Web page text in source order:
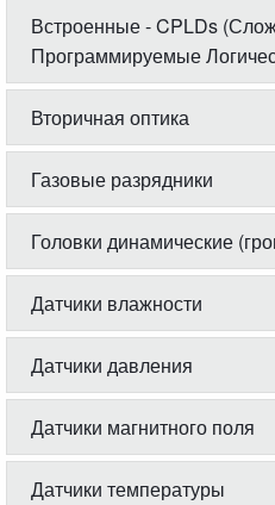
Встроенные - CPLDs
Программируемые
Вторичная оптика
Газовые разрядники
Головки динамические
Датчики влажности
Датчики давления
Датчики магнитного поля
Датчики температуры